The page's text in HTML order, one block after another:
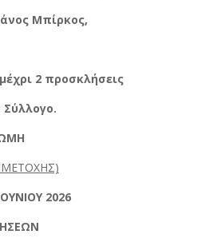
Μπίρκος,
2 προσκλήσεις
2026